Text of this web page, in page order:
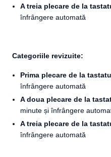
A treia plecare de la
înfrângere automată
Categoriile revizuite:
Prima plecare de la
înfrângere automată
A doua plecare de la
minute și înfrângere
A treia plecare de la
înfrângere automată